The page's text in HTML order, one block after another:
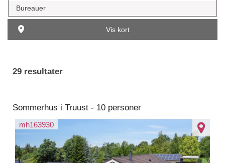
Bureauer
Vis kort
29 resultater
Sommerhus i Truust - 10 personer
mh163930